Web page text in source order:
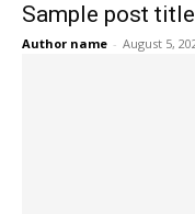
Sample post
Author name - August 5,